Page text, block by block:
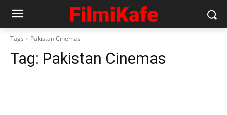
Tags Pakistan Cinemas
Tag: Pakistan Cinemas